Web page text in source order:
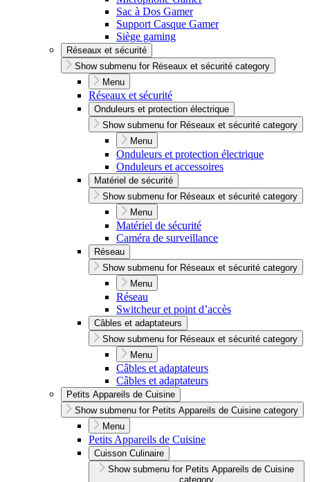
Sac à Dos Gamer
Support Casque Gamer
Siège gaming
Réseaux et sécurité
Show submenu for Réseaux et sécurité category
Menu
Réseaux et sécurité
Onduleurs et protection électrique
Show submenu for Réseaux et sécurité category
Menu
Onduleurs et protection électrique
Onduleurs et accessoires
Matériel de sécurité
Show submenu for Réseaux et sécurité category
Menu
Matériel de sécurité
Caméra de surveillance
Réseau
Show submenu for Réseaux et sécurité category
Menu
Réseau
Switcheur et point d’accès
Câbles et adaptateurs
Show submenu for Réseaux et sécurité category
Menu
Câbles et adaptateurs
Câbles et adaptateurs
Petits Appareils de Cuisine
Show submenu for Petits Appareils de Cuisine category
Menu
Petits Appareils de Cuisine
Cuisson Culinaire
Show submenu for Petits Appareils de Cuisine
category